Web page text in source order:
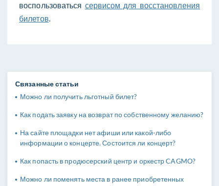
воспользоваться сервисом для восстановления
билетов.
Связанные статьи
Можно ли получить льготный билет?
Как подать заявку на возврат по собственному желанию?
На сайте площадки нет афиши или какой-либо
информации о концерте. Состоится ли концерт?
Как попасть в продюсерский центр и оркестр CAGMO?
Можно ли поменять места в ранее приобретенных